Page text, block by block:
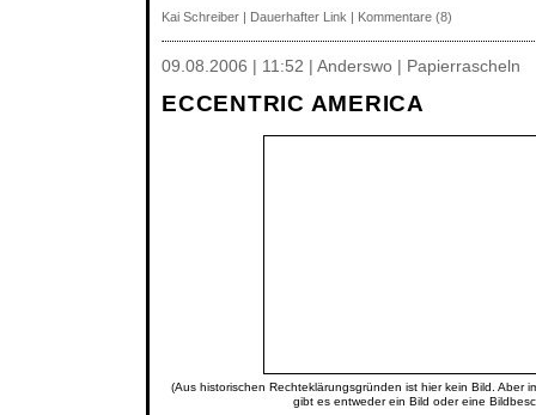
Kai Schreiber | Dauerhafter Link | Kommentare (8)
09.08.2006 | 11:52 | Anderswo | Papierrascheln
ECCENTRIC AMERICA
(Aus historischen Rechteklärungsgründen ist hier kein Bild. Aber
gibt es entweder ein Bild oder eine